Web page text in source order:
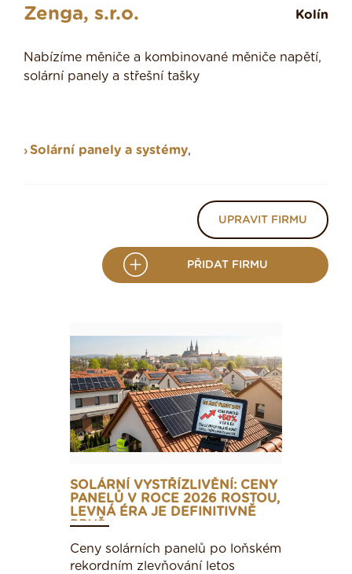
Zenga, s.r.o. Kolín
Nabízíme měniče a kombinované měniče napětí,
solární panely a střešní tašky
Solární panely a systémy,
UPRAVIT FIRMU
PŘIDAT FIRMU
SOLÁRNÍ VYSTŘÍZLIVĚNÍ: CENY
PANELŮ V ROCE 2026 ROSTOU,
LEVNÁ ÉRA JE DEFINITIVNĚ
PRYČ
Ceny solárních panelů po loňském
rekordním zlevňování letos